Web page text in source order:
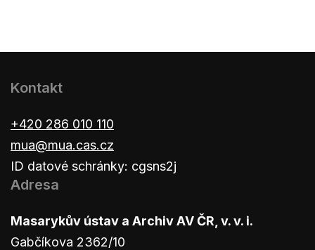
Kontakt
+420 286 010 110
mua@mua.cas.cz
ID datové schránky: cgsns2j
Adresa
Masarykův ústav a Archiv AV ČR, v. v. i.
Gabčíkova 2362/10